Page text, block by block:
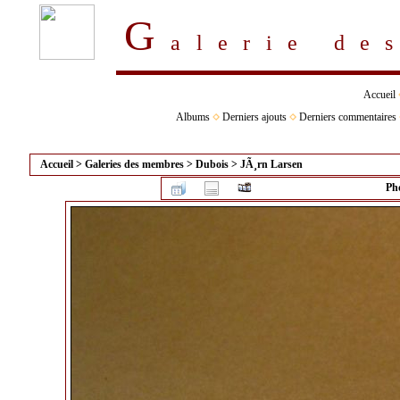
Galerie
Accueil
Albums
Derniers ajouts Derniers commentaires
Accueil > Galeries des membres > Dubois > JÃ¸rn Larsen